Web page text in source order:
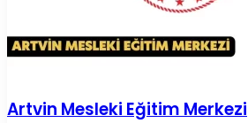
Artvin Mesleki Eğitim Merkezi